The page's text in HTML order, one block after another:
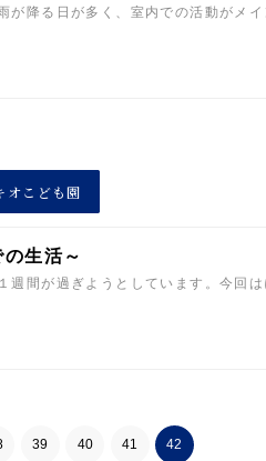
が降る日が多く、室内での活動がメ
オこども園
生活～
週間が過ぎようとしています。今回
39 40 41 42